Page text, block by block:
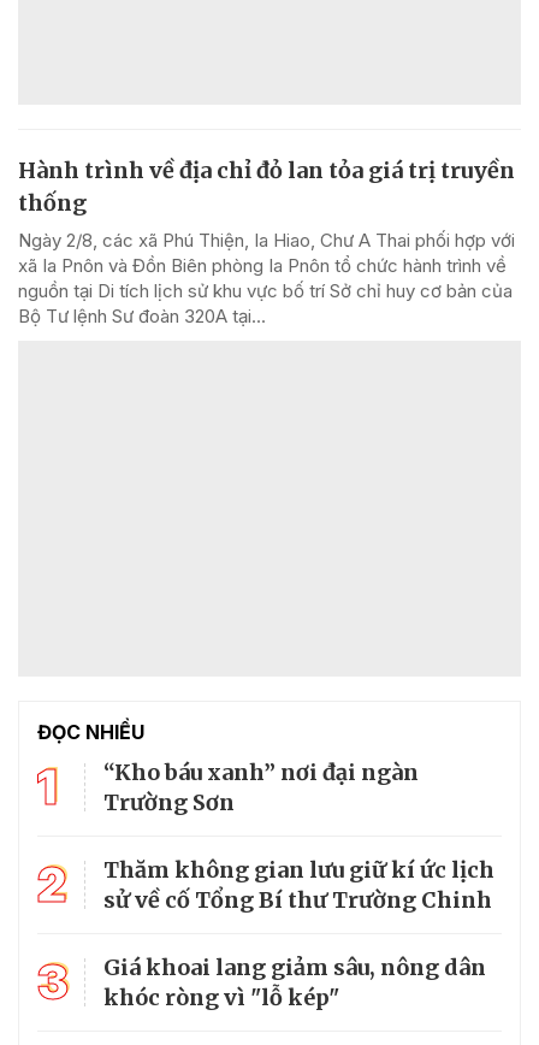
Hành trình về địa chỉ đỏ lan tỏa giá trị truyền
thống
Ngày 2/8, các xã Phú Thiện, Ia Hiao, Chư A Thai phối hợp với
xã Ia Pnôn và Đồn Biên phòng Ia Pnôn tổ chức hành trình về
nguồn tại Di tích lịch sử khu vực bố trí Sở chỉ huy cơ bản của
Bộ Tư lệnh Sư đoàn 320A tại...
ĐỌC NHIỀU
1
“Kho báu xanh” nơi đại ngàn
Trường Sơn
2
Thăm không gian lưu giữ kí ức lịch
sử về cố Tổng Bí thư Trường Chinh
3
Giá khoai lang giảm sâu, nông dân
khóc ròng vì "lỗ kép"